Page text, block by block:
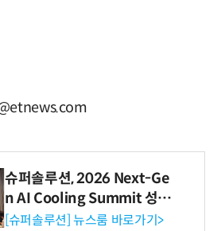
슈퍼솔루션, 2026 Next-Ge
n AI Cooling Summit 성황
리 성료
[슈퍼솔루션] 뉴스룸 바로가기>